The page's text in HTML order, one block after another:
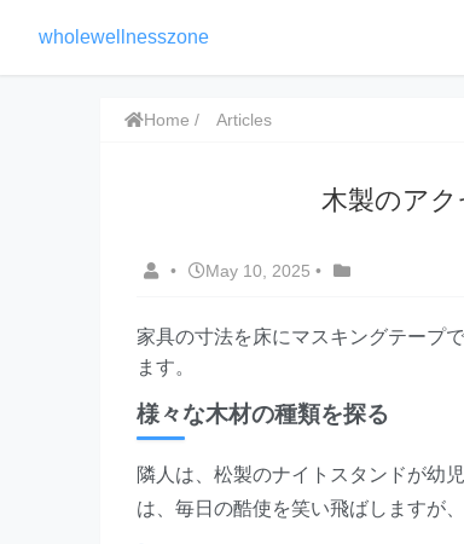
wholewellnesszone
Home Articles
木製のア
• May 10, 2025 •
家具の寸法を床にマスキングテープ
ます。
様々な木材の種類を探る
隣人は、松製のナイトスタンドが幼
は、毎日の酷使を笑い飛ばしますが